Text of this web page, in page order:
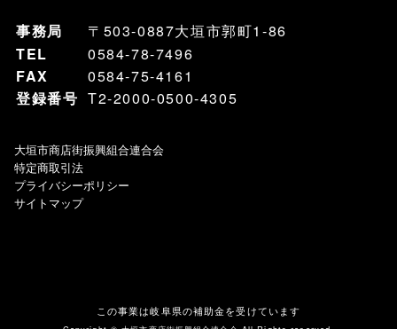
事務局
〒503-0887大垣市郭町1-86
TEL
0584-78-7496
FAX
0584-75-4161
登録番号 T2-2000-0500-4305
大垣市商店街振興組合連合会
特定商取引法
プライバシーポリシー
サイトマップ
この事業は岐阜県の補助金を受けています